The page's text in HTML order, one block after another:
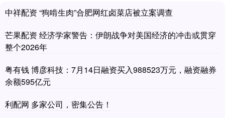
中祥配资 “狗啃生肉”合肥网红卤菜店被立案调查
芒果配资 经济学家警告：伊朗战争对美国经济的冲击或贯穿
整个2026年
粤有钱 博彦科技：7月14日融资买入988523万元，融资融券
余额595亿元
利配网 多家公司，密集公告！